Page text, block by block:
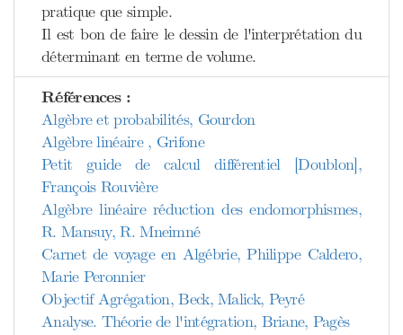
pratique que simple.
Il est bon de faire le dessin de l'interprétation du
déterminant en terme de volume.
Références :
Algèbre et probabilités, Gourdon
Algèbre linéaire , Grifone
Petit guide de calcul différentiel [Doublon],
François Rouvière
Algèbre linéaire réduction des endomorphismes,
R. Mansuy, R. Mneimné
Carnet de voyage en Algébrie, Philippe Caldero,
Marie Peronnier
Objectif Agrégation, Beck, Malick, Peyré
Analyse. Théorie de l'intégration, Briane, Pagès